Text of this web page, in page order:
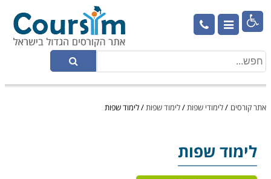

אתר קורסים /לימודי שפות/לימוד שפות/לימוד שפות
לימוד שפות